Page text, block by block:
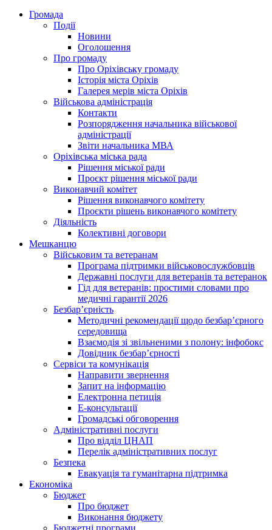
Громада
Події
Новини
Оголошення
Про громаду
Про Оріхівську громаду
Історія міста Оріхів
Галерея мерів міста Оріхів
Військова адміністрація
Контакти
Розпорядження начальника військової
адміністрації
Звіти начальника МВА
Оріхівська міська рада
Рішення міської ради
Проєкт рішення міської ради
Виконавчий комітет
Рішення виконавчого комітету
Проєкти рішень виконавчого комітету
Діяльність
Колективні договори
Мешканцю
Військовим та ветеранам
Програма підтримки військовослужбовців
Державні послуги для ветеранів та ветеранок
Гід для ветеранів: простими словами про
медичні гарантії 2026
Безбар’єрність
Методичні рекомендації щодо безбар’єрного
середовища
Взаємодія зі звільненими з полону: інфобокс
Довідник безбар’єрності
Сервіси та комунікація
Направити звернення
Запит на інформацію
Електронна петиція
Е-консультації
Громадські обговорення
Адміністративні послуги
Про відділ ЦНАП
Перелік адміністративних послуг
Безпека
Евакуація та гуманітарна підтримка
Економіка
Бюджет
Про бюджет
Виконання бюджету